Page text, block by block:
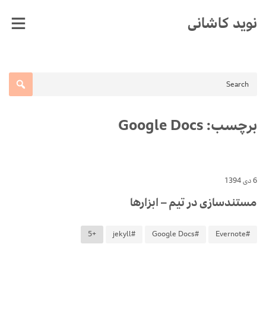
content
نوید کاشانی
برچسب:Google Docs
6 دی 1394
مستندسازی در تیم – ابزارها
#Evernote
#Google Docs
#jekyll
+5